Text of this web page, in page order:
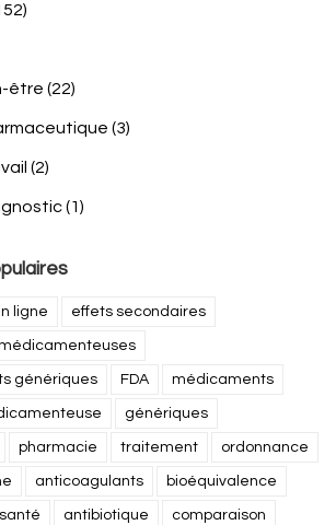
être (22)
(3)
(2)
(1)
ligne effets secondaires
génériques FDA médicaments
génériques
pharmacie traitement ordonnance
anticoagulants bioéquivalence
santé antibiotique comparaison